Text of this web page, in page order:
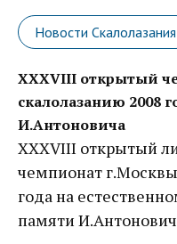
Новости Скалолазания
XXXVIII открытый
скалолазанию 2008
И.Антоновича
ХХХVIII открытый
чемпионат
года на
памяти